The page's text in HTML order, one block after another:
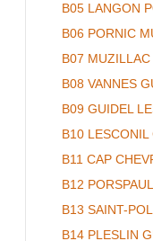
B05 LANGON
B06 PORNIC
B07 MUZILLAC
B08 VANNES
B09 GUIDEL
B10 LESCONIL
B11 CAP
B12
B13 SAINT-
B14 PLESLIN